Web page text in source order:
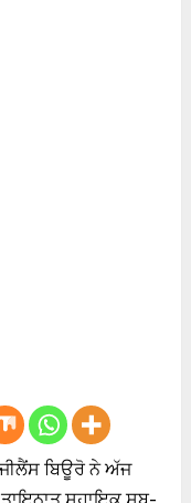
ਬਿਊਰੋ ਨੇ ਅੱਜ